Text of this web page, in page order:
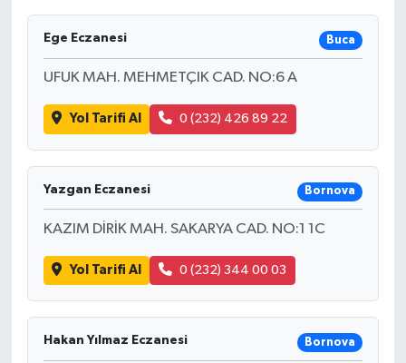
Ege Eczanesi Buca
UFUK MAH. MEHMETÇIK CAD. NO:6 A
Yol Tarifi Al 0 (232) 426 89 22
Yazgan Eczanesi Bornova
KAZIM DİRİK MAH. SAKARYA CAD. NO:1 1C
Yol Tarifi Al 0 (232) 344 00 03
Hakan Yılmaz Eczanesi Bornova